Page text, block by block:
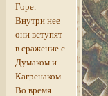
Горе.
Внутри нее
они вступят
в сражение с
Думаком и
Кагренаком.
Во время